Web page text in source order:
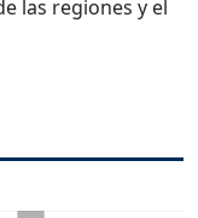
las regiones y el